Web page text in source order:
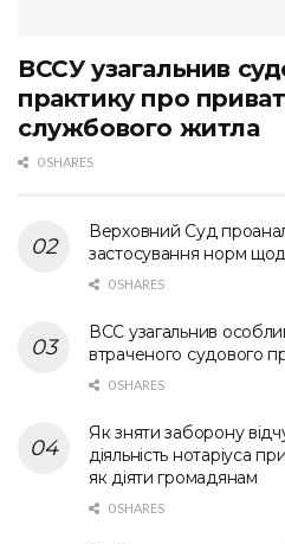
ВССУ узагальнив
практику про
службового житла
0 SHARES
Верховний Суд
застосування норм
0 SHARES
ВСС узагальнив
втраченого судового
0 SHARES
Як зняти заборону
діяльність нотаріуса
як діяти громадянам
0 SHARES